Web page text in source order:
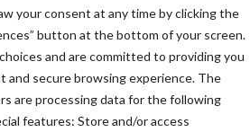
your consent at any time by clicking the
button at the bottom of your screen.
and are committed to providing you
and secure browsing experience. The
are processing data for the following
features: Store and/or access